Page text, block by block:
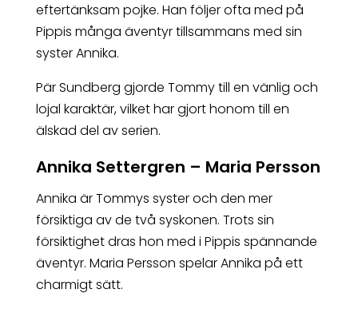
eftertänksam pojke. Han följer ofta med på
Pippis många äventyr tillsammans med sin
syster Annika.
Pär Sundberg gjorde Tommy till en vänlig och
lojal karaktär, vilket har gjort honom till en
älskad del av serien.
Annika Settergren – Maria Persson
Annika är Tommys syster och den mer
försiktiga av de två syskonen. Trots sin
försiktighet dras hon med i Pippis spännande
äventyr. Maria Persson spelar Annika på ett
charmigt sätt.